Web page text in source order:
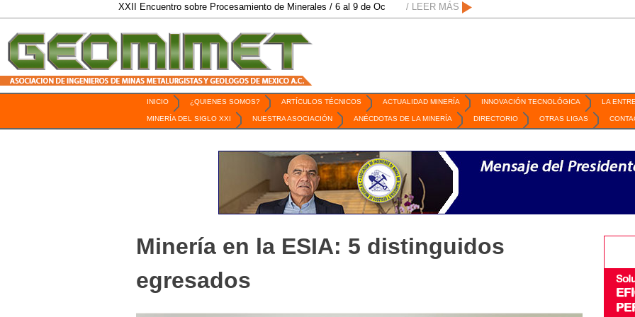
XXII Encuentro sobre Procesamiento de Minerales / 6 al 9 de Octubre de 2026 / San Luis Potosí, SLP / Mexico Mining Forum / 2
/ LEER MÁS
INICIO ¿QUIENES SOMOS? ARTÍCULOS TÉCNICOS ACTUALIDAD MINERÍA INNOVACIÓN TECNOLÓGICA LA
MINERÍA DEL SIGLO XXI NUESTRA ASOCIACIÓN ANÉCDOTAS DE LA MINERÍA DIRECTORIO OTRAS LIGAS
Minería en la ESIA: 5 distinguidos
egresados